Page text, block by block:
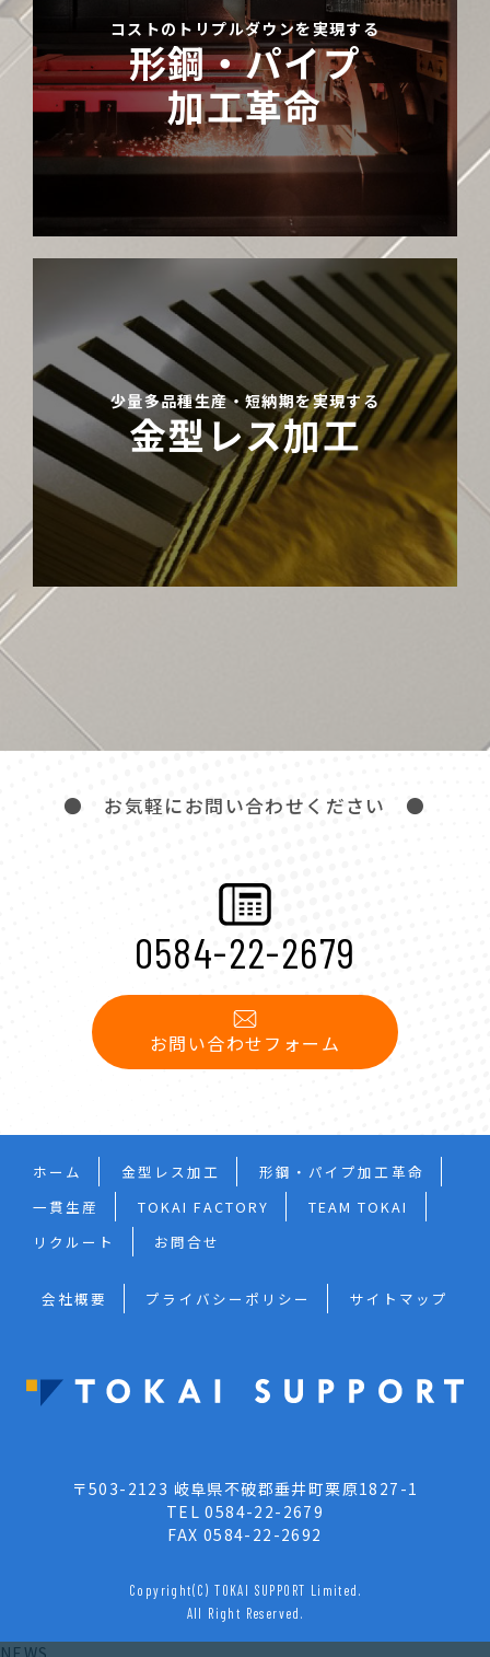
コストのトリプルダウンを実現する
形鋼・パイプ
加工革命
少量多品種生産・短納期を実現する
金型レス加工
● お気軽にお問い合わせください ●
0584-22-2679
お問い合わせフォーム
ホーム 金型レス加工
形鋼・パイプ加工革命
一貫生産
TOKAI FACTORY
TEAM TOKAI
リクルート
お問合せ
会社概要 プライバシーポリシー サイトマップ
〒503-2123 岐阜県不破郡垂井町栗原1827-1
TEL 0584-22-2679
FAX 0584-22-2692
Copyright(C) TOKAI SUPPORT Limited.
All Right Reserved.